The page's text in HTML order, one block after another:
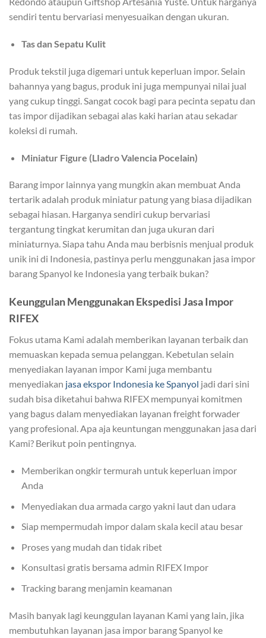
sendiri tentu bervariasi menyesuaikan dengan ukuran.
Tas dan Sepatu Kulit
Produk tekstil juga digemari untuk keperluan impor. Selain
bahannya yang bagus, produk ini juga mempunyai nilai jual
yang cukup tinggi. Sangat cocok bagi para pecinta sepatu dan
tas impor dijadikan sebagai alas kaki harian atau sekadar
koleksi di rumah.
Miniatur Figure (LIadro Valencia Pocelain)
Barang impor lainnya yang mungkin akan membuat Anda
tertarik adalah produk miniatur patung yang biasa dijadikan
sebagai hiasan. Harganya sendiri cukup bervariasi
tergantung tingkat kerumitan dan juga ukuran dari
miniaturnya. Siapa tahu Anda mau berbisnis menjual produk
unik ini di Indonesia, pastinya perlu menggunakan jasa impor
barang Spanyol ke Indonesia yang terbaik bukan?
Keunggulan Menggunakan Ekspedisi Jasa Impor
RIFEX
Fokus utama Kami adalah memberikan layanan terbaik dan
memuaskan kepada semua pelanggan. Kebetulan selain
menyediakan layanan impor Kami juga membantu
menyediakan jasa ekspor Indonesia ke Spanyol jadi dari sini
sudah bisa diketahui bahwa RIFEX mempunyai komitmen
yang bagus dalam menyediakan layanan freight forwader
yang profesional. Apa aja keuntungan menggunakan jasa dari
Kami? Berikut poin pentingnya.
Memberikan ongkir termurah untuk keperluan impor
Anda
Menyediakan dua armada cargo yakni laut dan udara
Siap mempermudah impor dalam skala kecil atau besar
Proses yang mudah dan tidak ribet
Konsultasi gratis bersama admin RIFEX Impor
Tracking barang menjamin keamanan
Masih banyak lagi keunggulan layanan Kami yang lain, jika
membutuhkan layanan jasa impor barang Spanyol ke